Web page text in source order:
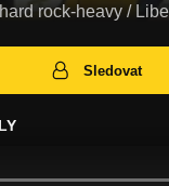
hard rock-heavy /
Sledovat